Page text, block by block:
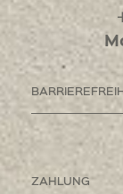
ZAHLUNG